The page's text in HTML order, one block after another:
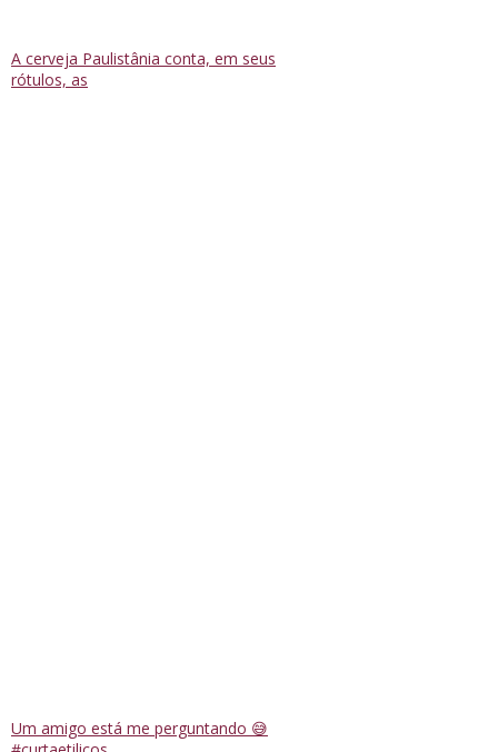
A cerveja Paulistânia conta, em seus
rótulos, as
Um amigo está me perguntando 😅